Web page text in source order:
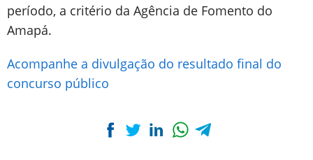
período, a critério da Agência de Fomento do
Amapá.
Acompanhe a divulgação do resultado final do
concurso público